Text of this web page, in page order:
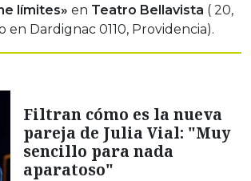
límites» en Teatro Bellavista ( 20,
en Dardignac 0110, Providencia).
Filtran cómo es la nueva
pareja de Julia Vial: "Muy
sencillo para nada
aparatoso"